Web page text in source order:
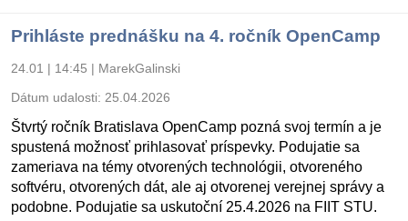
Prihláste prednášku na 4. ročník OpenCamp
24.01 | 14:45 | MarekGalinski
Dátum udalosti: 25.04.2026
Štvrtý ročník Bratislava OpenCamp pozná svoj termín a je
spustená možnosť prihlasovať príspevky. Podujatie sa
zameriava na témy otvorených technológii, otvoreného
softvéru, otvorených dát, ale aj otvorenej verejnej správy a
podobne. Podujatie sa uskutoční 25.4.2026 na FIIT STU.